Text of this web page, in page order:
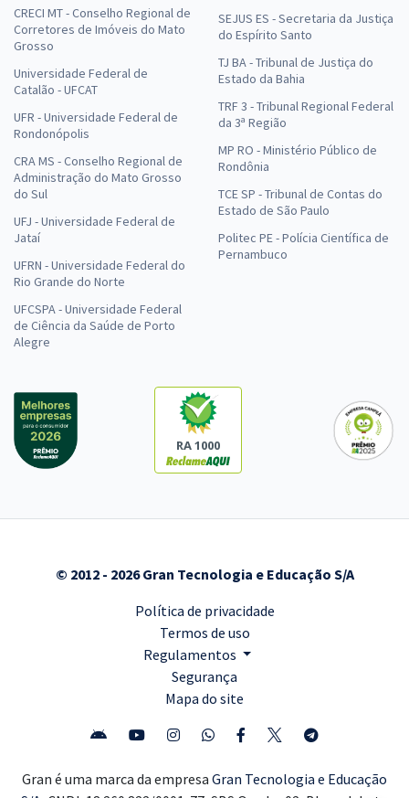
CRECI MT - Conselho Regional de
Corretores de Imóveis do Mato
Grosso
Universidade Federal de
Catalão - UFCAT
UFR - Universidade Federal de
Rondonópolis
CRA MS - Conselho Regional de
Administração do Mato Grosso
do Sul
UFJ - Universidade Federal de
Jataí
UFRN - Universidade Federal do
Rio Grande do Norte
UFCSPA - Universidade Federal
de Ciência da Saúde de Porto
Alegre
SEJUS ES - Secretaria da Justiça
do Espírito Santo
TJ BA - Tribunal de Justiça do
Estado da Bahia
TRF 3 - Tribunal Regional Federal
da 3ª Região
MP RO - Ministério Público de
Rondônia
TCE SP - Tribunal de Contas do
Estado de São Paulo
Politec PE - Polícia Científica de
Pernambuco
RA 1000
© 2012 - 2026 Gran Tecnologia e Educação S/A
Política de privacidade
Termos de uso
Regulamentos
Segurança
Mapa do site
Gran é uma marca da empresa Gran Tecnologia e Educação